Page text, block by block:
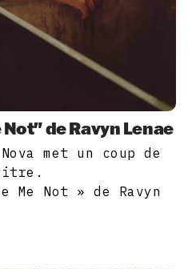
de Ravyn Lenae
met un coup de
Me Not » de Ravyn